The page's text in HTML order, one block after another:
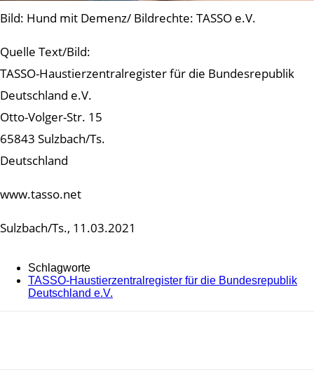
Bild: Hund mit Demenz/ Bildrechte: TASSO e.V.
Quelle Text/Bild:
TASSO-Haustierzentralregister für die Bundesrepublik
Deutschland e.V.
Otto-Volger-Str. 15
65843 Sulzbach/Ts.
Deutschland
www.tasso.net
Sulzbach/Ts., 11.03.2021
Schlagworte
TASSO-Haustierzentralregister für die Bundesrepublik
Deutschland e.V.